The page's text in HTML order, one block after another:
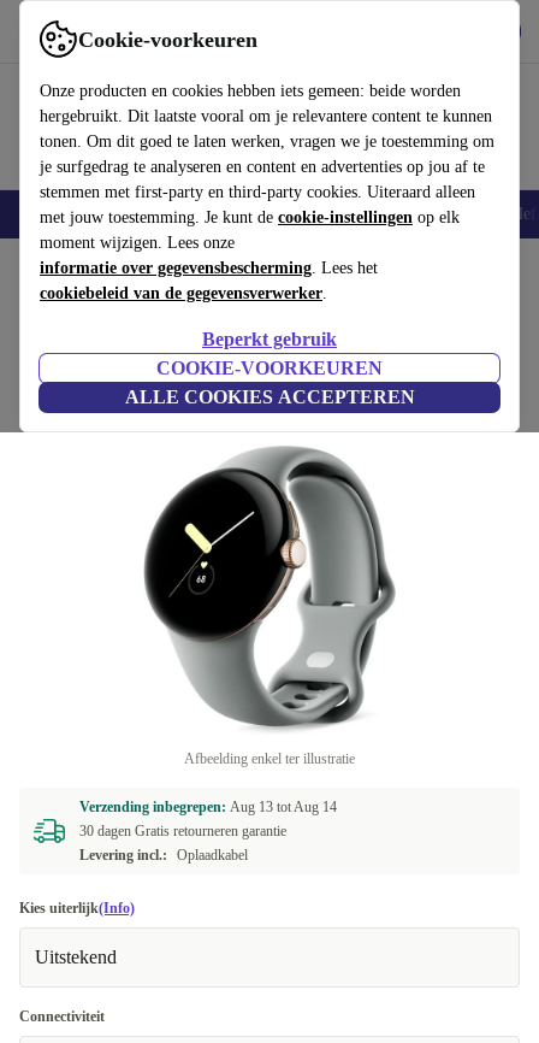
Cookie-voorkeuren
Onze producten en cookies hebben iets gemeen: beide worden
hergebruikt. Dit laatste vooral om je relevantere content te kunnen
tonen. Om dit goed te laten werken, vragen we je toestemming om
je surfgedrag te analyseren en content en advertenties op jou af te
stemmen met first-party en third-party cookies. Uiteraard alleen
met jouw toestemming. Je kunt de cookie-instellingen op elk
moment wijzigen. Lees onze
informatie over gegevensbescherming. Lees het
cookiebeleid van de gegevensverwerker.
Beperkt gebruik
COOKIE-VOORKEUREN
ALLE COOKIES ACCEPTEREN
Gebruik refurbed snel en eenvoudig
Smartphones Laptops Tablets Smartwatches Accessoires
Home Producten Smartwatches
Google Pixel Watch (2022)
goud | grijs | WiFi
(4,6/5)
€129
Afbeelding enkel ter illustratie
Verzending inbegrepen: Aug 13 totAug 14
30 dagen Gratis retourneren garantie
Levering incl.:
Oplaadkabel
Kies uiterlijk(Info)
Uitstekend
Connectiviteit